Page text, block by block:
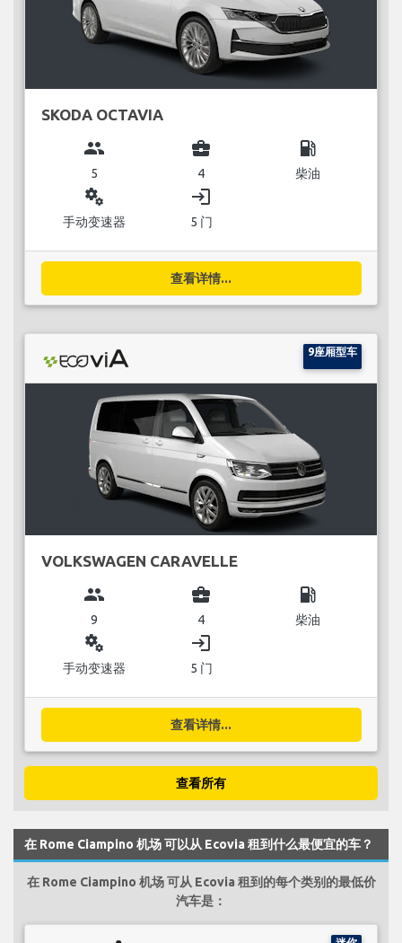
SKODA OCTAVIA
group
5
business_center
4
local_gas_station
柴油
miscellaneous_services
手动变速器
login
5 门
查看详情...
9座厢型车
VOLKSWAGEN CARAVELLE
group
9
business_center
4
local_gas_station
柴油
miscellaneous_services
手动变速器
login
5 门
查看详情...
查看所有
在 Rome Ciampino 机场 可以从 Ecovia 租到什么最便宜的车？
在 Rome Ciampino 机场 可从 Ecovia 租到的每个类别的最低价
汽车是：